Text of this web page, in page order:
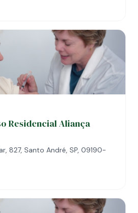
Residencial Aliança
827, Santo André, SP, 09190-